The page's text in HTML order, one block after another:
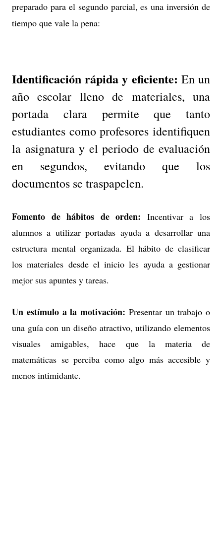
preparado para el segundo parcial, es una inversión de
tiempo que vale la pena:
Identificación rápida y eficiente: En un
año escolar lleno de materiales, una
portada clara permite que tanto
estudiantes como profesores identifiquen
la asignatura y el periodo de evaluación
en segundos, evitando que los
documentos se traspapelen.
Fomento de hábitos de orden: Incentivar a los
alumnos a utilizar portadas ayuda a desarrollar una
estructura mental organizada. El hábito de clasificar
los materiales desde el inicio les ayuda a gestionar
mejor sus apuntes y tareas.
Un estímulo a la motivación: Presentar un trabajo o
una guía con un diseño atractivo, utilizando elementos
visuales amigables, hace que la materia de
matemáticas se perciba como algo más accesible y
menos intimidante.